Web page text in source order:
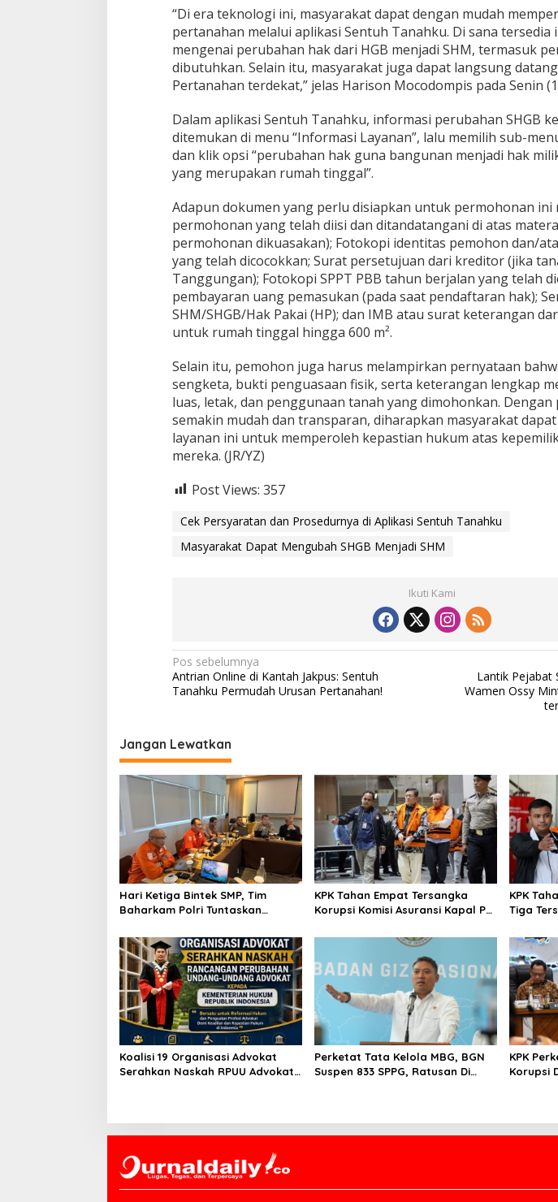
u
h
T
a
n
a
h
u
“Di era teknologi ini, masyarakat dapat dengan mudah
pertanahan melalui aplikasi Sentuh Tanahku. Di sana
mengenai perubahan hak dari HGB menjadi SHM, termasuk
dibutuhkan. Selain itu, masyarakat juga dapat langsung
Pertanahan terdekat,” jelas Harison Mocodompis pada Senin
Dalam aplikasi Sentuh Tanahku, informasi perubahan SHGB
ditemukan di menu “Informasi Layanan”, lalu memilih sub-
dan klik opsi “perubahan hak guna bangunan menjadi hak
yang merupakan rumah tinggal”.
Adapun dokumen yang perlu disiapkan untuk permohonan ini
permohonan yang telah diisi dan ditandatangani di atas
permohonan dikuasakan); Fotokopi identitas pemohon dan/
yang telah dicocokkan; Surat persetujuan dari kreditor (jika
Tanggungan); Fotokopi SPPT PBB tahun berjalan yang telah
pembayaran uang pemasukan (pada saat pendaftaran hak);
SHM/SHGB/Hak Pakai (HP); dan IMB atau surat keterangan
untuk rumah tinggal hingga 600 m².
Selain itu, pemohon juga harus melampirkan pernyataan
sengketa, bukti penguasaan fisik, serta keterangan lengkap
luas, letak, dan penggunaan tanah yang dimohonkan.
semakin mudah dan transparan, diharapkan masyarakat
layanan ini untuk memperoleh kepastian hukum atas
mereka. (JR/YZ)
Post Views: 357
Cek Persyaratan dan Prosedurnya di Aplikasi Sentuh Tanahku
Masyarakat Dapat Mengubah SHGB Menjadi SHM
Ikuti Kami
N
a
i
g
a
i
p
o
s
Pos sebelumnya
Antrian Online di Kantah Jakpus: Sentuh
Tanahku Permudah Urusan Pertanahan!
Lantik Pejabat
Wamen Ossy
Jangan Lewatkan
Hari Ketiga Bintek SMP, Tim
Baharkam Polri Tuntaskan
Pertamina Patra Niaga Jabar
KPK Tahan Empat Tersangka
Korupsi Komisi Asuransi Kapal PT
KPK
Tiga
Koalisi 19 Organisasi Advokat
Serahkan Naskah RPUU Advokat
Perketat Tata Kelola MBG, BGN
Suspen 833 SPPG, Ratusan Di
KPK
Korupsi